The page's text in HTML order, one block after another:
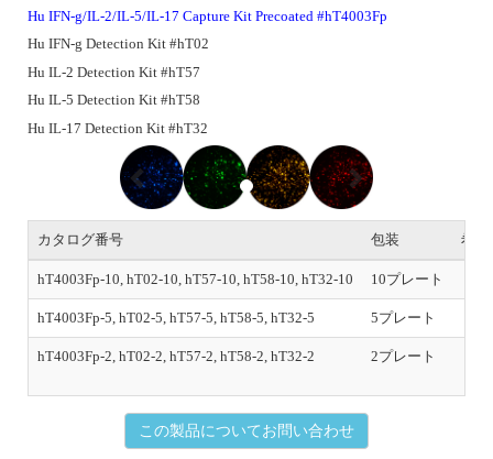
Hu IFN-g/IL-2/IL-5/IL-17 Capture Kit Precoated #hT4003Fp
Hu IFN-g Detection Kit #hT02
Hu IL-2 Detection Kit #hT57
Hu IL-5 Detection Kit #hT58
Hu IL-17 Detection Kit #hT32
P
r
e
v
o
u
s
N
e
x
t
カタログ番号 包装 希望
hT4003Fp-10, hT02-10, hT57-10, hT58-10, hT32-10 10プレート
hT4003Fp-5, hT02-5, hT57-5, hT58-5, hT32-5 5プレート
hT4003Fp-2, hT02-2, hT57-2, hT58-2, hT32-2
2プレート
この製品についてお問い合わせ